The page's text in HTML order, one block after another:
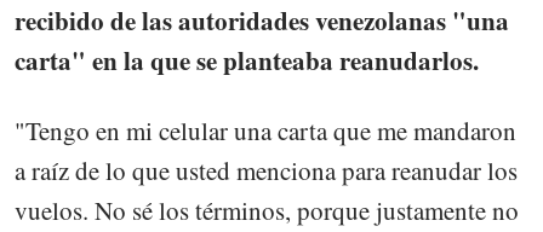
recibido de las autoridades venezolanas "una
carta" en la que se planteaba reanudarlos.
"Tengo en mi celular una carta que me mandaron
a raíz de lo que usted menciona para reanudar los
vuelos. No sé los términos, porque justamente no